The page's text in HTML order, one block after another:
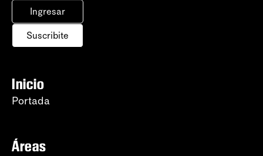
Ingresar
Suscribite
Inicio
Portada
Áreas